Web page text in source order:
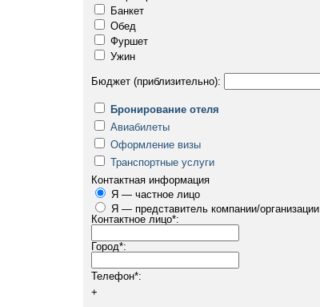
Банкет
Обед
Фуршет
Ужин
Бюджет (приблизительно):
Бронирование отеля
Авиабилеты
Оформление визы
Транспортные услуги
Контактная информация
Я — частное лицо
Я — представитель компании/организации
Контактное лицо*:
Город*:
Телефон*:
+